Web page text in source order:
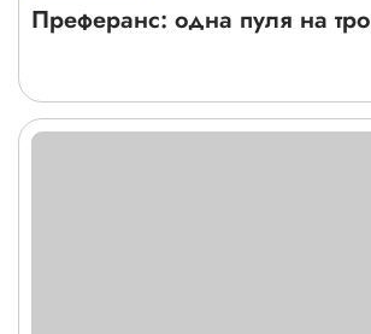
Преферанс: одна пуля на